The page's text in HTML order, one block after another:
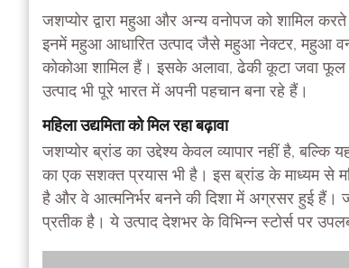
जशप्योर द्वारा महुआ और अन्य वनोपज को शामिल
इनमें महुआ आधारित उत्पाद जैसे महुआ नेक्टर, महुआ
कोकोआ शामिल हैं। इसके अलावा, ढेकी कूटा जवा फूल
उत्पाद भी पूरे भारत में अपनी पहचान बना रहे हैं।
महिला उद्यमिता को मिल रहा बढ़ावा
जशप्योर ब्रांड का उद्देश्य केवल व्यापार नहीं है,
का एक सशक्त प्रयास भी है। इस ब्रांड के माध्यम से
है और वे आत्मनिर्भर बनने की दिशा में अग्रसर हुई हैं।
प्रतीक है। ये उत्पाद देशभर के विभिन्न स्टोर्स पर